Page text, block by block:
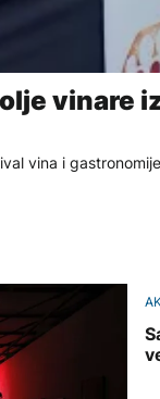
vinare
vina i